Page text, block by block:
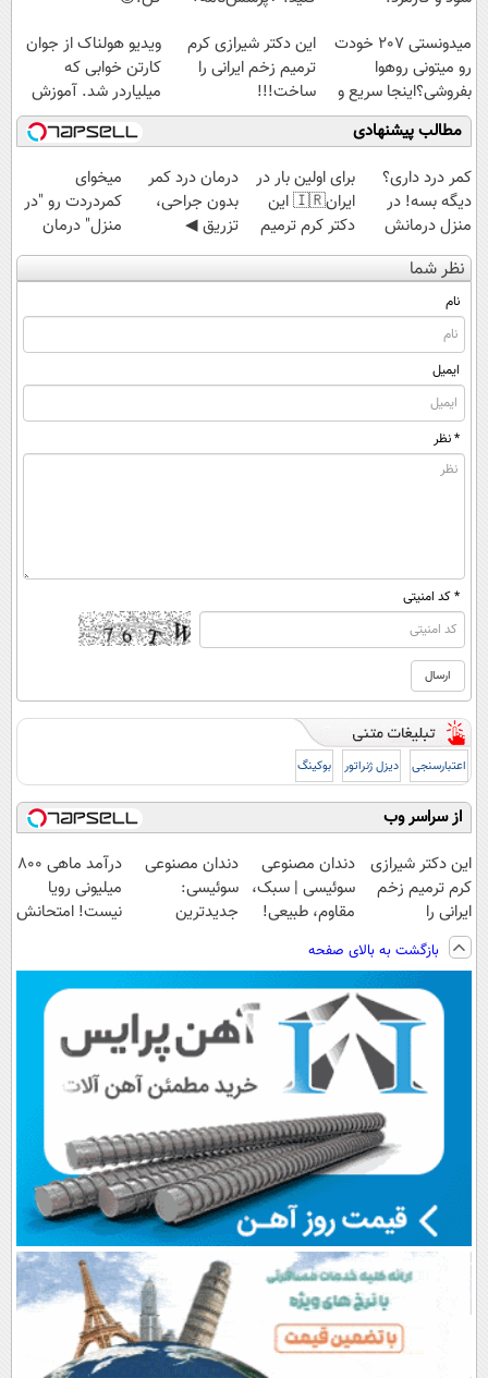
میدونستی 207 خودت
رو میتونی روهوا
بفروشی؟اینجا سریع و
راحت بفروش
این دکتر شیرازی کرم
ترمیم زخم ایرانی را
ساخت!!!
ویدیو هولناک از جوان
کارتن خوابی که
میلیاردر شد. آموزش
رایگان
مطالب پیشنهادی
کمر درد داری؟
دیگه بسه! در
منزل درمانش
کن
(◀پرسش‌نامه)
برای اولین بار در
ایران🇮🇷 این
دکتر کرم ترمیم
کننده 23 روزه
ساخت!
درمان درد کمر
بدون جراحی،
تزریق ◀
پرسش‌نامه رو پر
کن ▶
میخوای
کمردردت رو "در
منزل" درمان
کنی؟ (◂فیلم +
◂پرسش‌نامه)
نظر شما
نام
ایمیل
* نظر
* کد امنیتی
اعتبارسنجی دیزل ژنراتور بوکینگ
از سراسر وب
این دکتر شیرازی
کرم ترمیم زخم
ایرانی را
ساخت!!!
دندان مصنوعی
سوئیسی | سبک،
مقاوم، طبیعی!
رایگان+پرداخت
اقساطی😍
دندان مصنوعی
سوئیسی:
جدیدترین
پرداخت قسطی
درآمد ماهی 800
میلیونی رویا
نیست! امتحانش
بازگشت به بالای صفحه